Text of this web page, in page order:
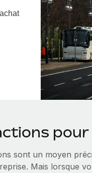
sont un moyen
Mais lorsque